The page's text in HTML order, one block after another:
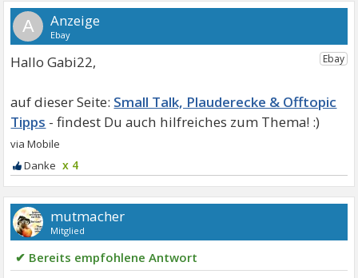
A
Hallo Gabi22,
Small Talk, Plauderecke & Offtopic
Tipps
x 4
mutmacher
Mitglied
✔ Bereits empfohlene Antwort